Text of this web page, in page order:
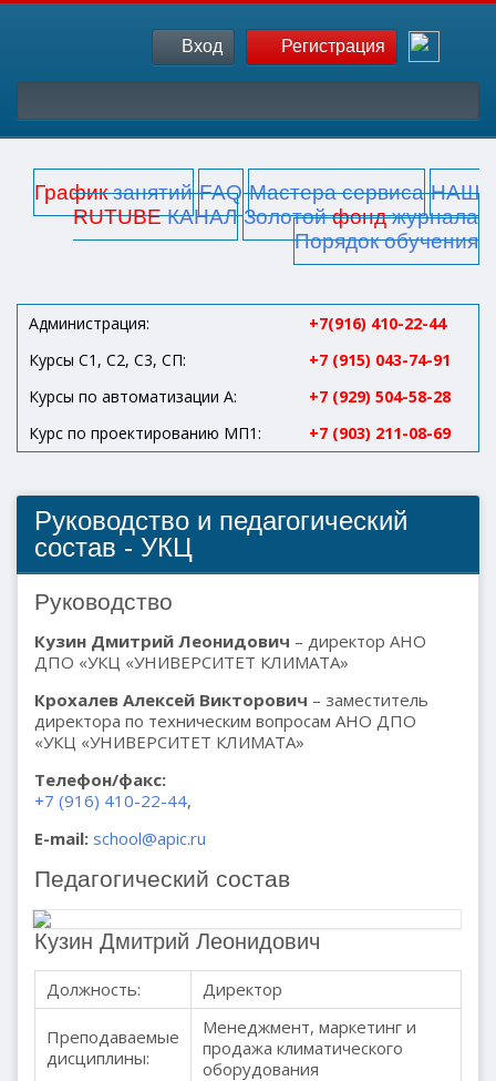
Вход Регистрация
Графикзанятий FAQ Мастера сервиса НАШ
RUTUBEКАНАЛ Золотойфонджурнала
Порядок обучения
Администрация:
+7(916) 410-22-44
Курсы С1, С2, С3, СП:
+7 (915) 043-74-91
Курсы по автоматизации А:
+7 (929) 504-58-28
Курс по проектированию МП1:
+7 (903) 211-08-69
Руководство и педагогический
состав - УКЦ
Руководство
Кузин Дмитрий Леонидович – директор АНО
ДПО «УКЦ «УНИВЕРСИТЕТ КЛИМАТА»
Крохалев Алексей Викторович – заместитель
директора по техническим вопросам АНО ДПО
«УКЦ «УНИВЕРСИТЕТ КЛИМАТА»
Телефон/факс:
+7 (916) 410-22-44,
E-mail: school@apic.ru
Педагогический состав
Кузин Дмитрий Леонидович
Должность: Директор
Преподаваемые
дисциплины:
Менеджмент, маркетинг и
продажа климатического
оборудования